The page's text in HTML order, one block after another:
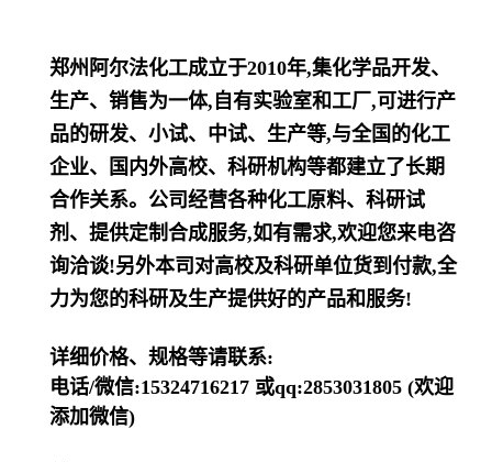
郑州阿尔法化工成立于2010年,集化学品开发、
生产、销售为一体,自有实验室和工厂,可进行产
品的研发、小试、中试、生产等,与全国的化工
企业、国内外高校、科研机构等都建立了长期
合作关系。公司经营各种化工原料、科研试
剂、提供定制合成服务,如有需求,欢迎您来电咨
询洽谈!另外本司对高校及科研单位货到付款,全
力为您的科研及生产提供好的产品和服务!
详细价格、规格等请联系:
电话/微信:15324716217 或qq:2853031805 (欢迎
添加微信)